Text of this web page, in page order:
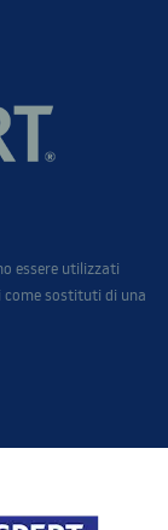
essere utilizzati
come sostituti di una